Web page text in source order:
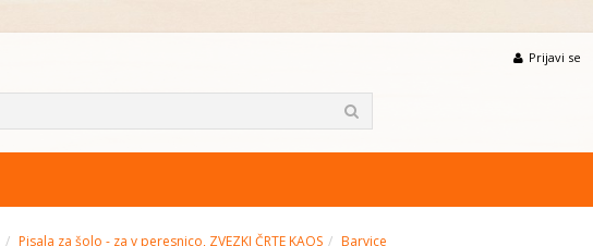
Prijavi se
Pisala za šolo - za v peresnico, ZVEZKI ČRTE KAOS Barvice